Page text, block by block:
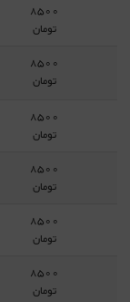
8500
تومان
8500
تومان
8500
تومان
8500
تومان
8500
تومان
8500
تومان